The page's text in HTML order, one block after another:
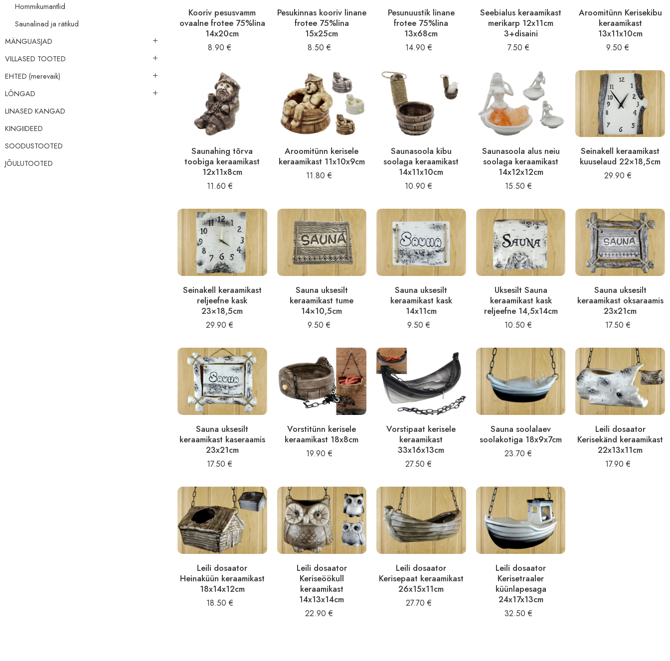
Kooriv pesusvamm
ovaalne frotee 75%lina
14x20cm
8.90€
Pesukinnas kooriv linane
frotee 75%lina
15x25cm
8.50 €
Pesunuustik linane
frotee 75%lina
13x68cm
14.90 €
Seebialus keraamikast
merikarp 12x11cm
3+disaini
7.50 €
Aroomitünn Kerisekibu
keraamikast
13x11x10cm
9.50€
Saunahing tõrva
toobiga keraamikast
12x11x8cm
11.60 €
Aroomitünn kerisele
keraamikast 11x10x9cm
11.80€
Saunasoola kibu
soolaga keraamikast
14x11x10cm
10.90€
Saunasoola alus neiu
soolaga keraamikast
14x12x12cm
15.50 €
Seinakell keraamikast
kuuselaud 22×18,5cm
29.90 €
Seinakell keraamikast
reljeefne kask
23×18,5cm
29.90€
Sauna uksesilt
keraamikast tume
14×10,5cm
9.50€
Sauna uksesilt
keraamikast kask
14x11cm
9.50 €
Uksesilt Sauna
keraamikast kask
reljeefne 14,5x14cm
10.50€
Sauna uksesilt
keraamikast oksaraamis
23x21cm
17.50 €
Sauna uksesilt
keraamikast kaseraamis
23x21cm
17.50€
Vorstitünn kerisele
keraamikast 18x8cm
19.90 €
Vorstipaat kerisele
keraamikast
33x16x13cm
27.50€
Sauna soolalaev
soolakotiga 18x9x7cm
23.70€
Leili dosaator
Kerisekänd keraamikast
22x13x11cm
17.90 €
Leili dosaator
Heinaküün keraamikast
18x14x12cm
18.50 €
Leili dosaator
Keriseöökull
keraamikast
14x13x14cm
22.90€
Leili dosaator
Kerisepaat keraamikast
26x15x11cm
27.70 €
Leili dosaator
Kerisetraaler
küünlapesaga
24x17x13cm
32.50 €
Hommikumantlid
Saunalinad ja rätikud
MÄNGUASJAD
VILLASED TOOTED
EHTED (merevaik)
LÕNGAD
LINASED KANGAD
KINGIIDEED
SOODUSTOOTED
JÕULUTOOTED